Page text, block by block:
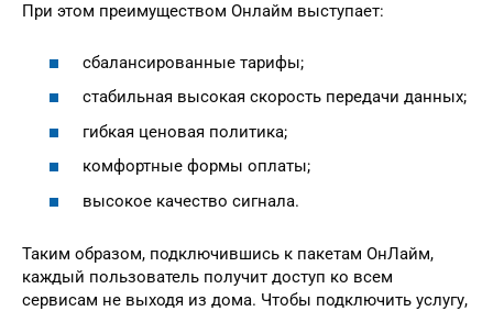
При этом преимуществом Онлайм выступает:
сбалансированные тарифы;
стабильная высокая скорость передачи данных;
гибкая ценовая политика;
комфортные формы оплаты;
высокое качество сигнала.
Таким образом, подключившись к пакетам ОнЛайм,
каждый пользователь получит доступ ко всем
сервисам не выходя из дома. Чтобы подключить услугу,